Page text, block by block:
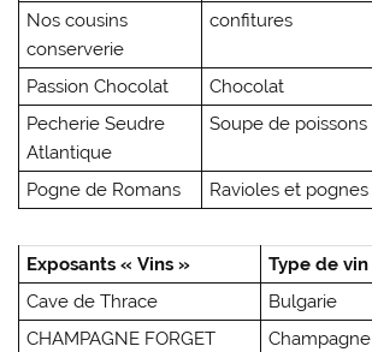
Nos cousins
conserverie
confitures
Passion Chocolat
Chocolat
Pecherie Seudre
Atlantique
Soupe de poissons
Pogne de Romans Ravioles et pognes
Exposants « Vins »
Type de vin
Cave de Thrace
Bulgarie
CHAMPAGNE FORGET
Champagne